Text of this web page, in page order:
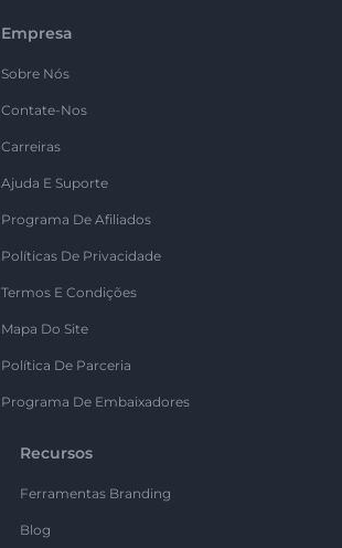
Empresa
Sobre Nós
Contate-Nos
Carreiras
Ajuda E Suporte
Programa De Afiliados
Políticas De Privacidade
Termos E Condições
Mapa Do Site
Política De Parceria
Programa De Embaixadores
Recursos
Ferramentas Branding
Blog